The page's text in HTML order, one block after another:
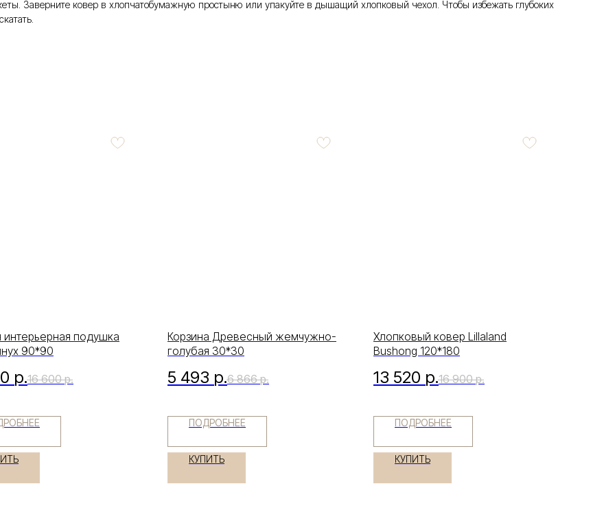
Заверните ковер в хлопчатобумажную простыню или упакуйте в дышащий хлопковый чехол. Чтобы избежать глубоких
интерьерная подушка
90*90
р.16 600 р.
Корзина Древесный жемчужно-
голубая 30*30
5 493 р.6 866 р.
ПОДРОБНЕЕ
КУПИТЬ
Хлопковый ковер Lillaland
Bushong 120*180
13 520 р.16 900 р.
ПОДРОБНЕЕ
КУПИТЬ